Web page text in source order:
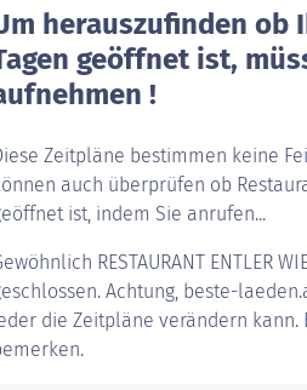
herauszufinden ob
geöffnet ist,
!
Zeitpläne bestimmen keine
auch überprüfen ob
ist, indem Sie anrufen...
RESTAURANT ENTLER
Achtung, beste-
die Zeitpläne verändern kann.